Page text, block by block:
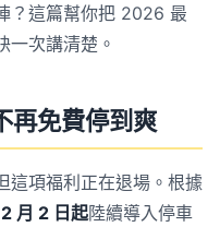
？這篇幫你把 2026 最
一次講清楚。
再免費停到爽
這項福利正在退場。根據
2 月 2 日起陸續導入停車